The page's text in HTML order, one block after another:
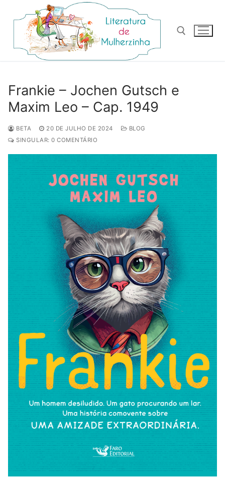
para
conteúdo
Frankie – Jochen Gutsch e
Maxim Leo – Cap. 1949
BETA 20 DE JULHO DE 2024
BLOG
SINGULAR: 0 COMENTÁRIO